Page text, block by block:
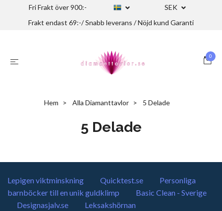
Fri Frakt över 900:-
SEK
Frakt endast 69:-/ Snabb leverans / Nöjd kund Garanti
0
Hem Alla Diamanttavlor 5 Delade
5 Delade
Lepigen viktminskning Quicktest.se
Personliga
barnböcker till en unik guldklimp
Basic Clean - Sverige
Designasjalv.se
Leksakshörnan